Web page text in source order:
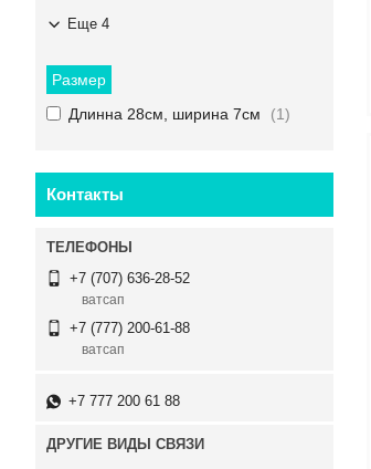
Еще 4
Размер
Длинна 28см, ширина 7см
1
Контакты
+7 (707) 636-28-52
ватсап
+7 (777) 200-61-88
ватсап
+7 777 200 61 88
ДРУГИЕ ВИДЫ СВЯЗИ